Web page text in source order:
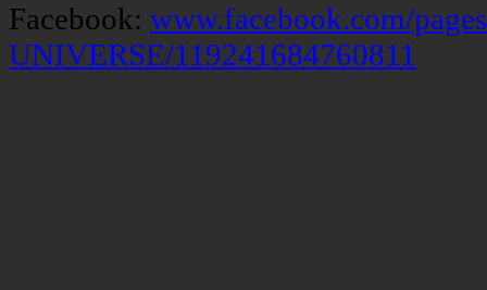
Facebook: www.facebook.com/
UNIVERSE/119241684760811